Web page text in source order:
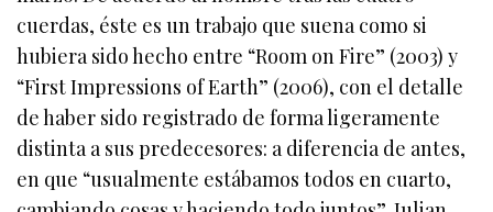
cuerdas, éste es un trabajo que suena como si
hubiera sido hecho entre “Room on Fire” (2003) y
“First Impressions of Earth” (2006), con el detalle
de haber sido registrado de forma ligeramente
distinta a sus predecesores: a diferencia de antes,
en que “usualmente estábamos todos en cuarto,